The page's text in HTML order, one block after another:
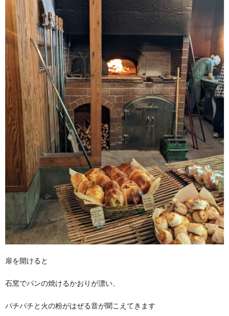
扉を開けると
石窯でパンの焼けるかおりが漂い、
パチパチと火の粉がはぜる音が聞こえてきます